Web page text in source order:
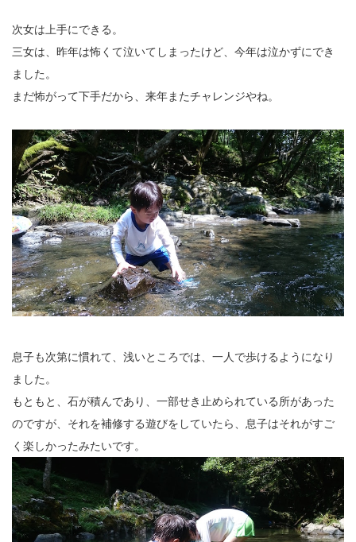
次女は上手にできる。
三女は、昨年は怖くて泣いてしまったけど、今年は泣かずにでき
ました。
まだ怖がって下手だから、来年またチャレンジやね。
息子も次第に慣れて、浅いところでは、一人で歩けるようになり
ました。
もともと、石が積んであり、一部せき止められている所があった
のですが、それを補修する遊びをしていたら、息子はそれがすご
く楽しかったみたいです。